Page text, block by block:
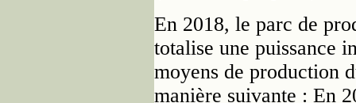
En 2018, le parc de
totalise une puissance
moyens de production
manière suivante : En